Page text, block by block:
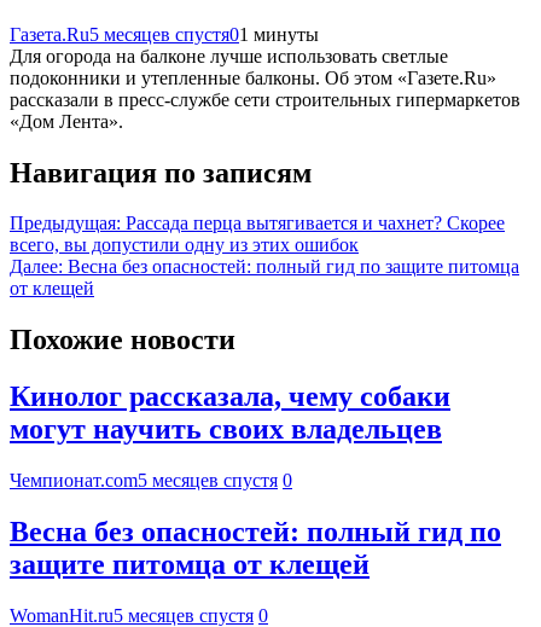
Газета.Ru5 месяцев спустя01 минуты
Для огорода на балконе лучше использовать светлые
подоконники и утепленные балконы. Об этом «Газете.Ru»
рассказали в пресс-службе сети строительных гипермаркетов
«Дом Лента».
Навигация по записям
Предыдущая: Рассада перца вытягивается и чахнет? Скорее
всего, вы допустили одну из этих ошибок
Далее: Весна без опасностей: полный гид по защите питомца
от клещей
Похожие новости
Кинолог рассказала, чему собаки
могут научить своих владельцев
Чемпионат.com5 месяцев спустя 0
Весна без опасностей: полный гид по
защите питомца от клещей
WomanHit.ru5 месяцев спустя 0